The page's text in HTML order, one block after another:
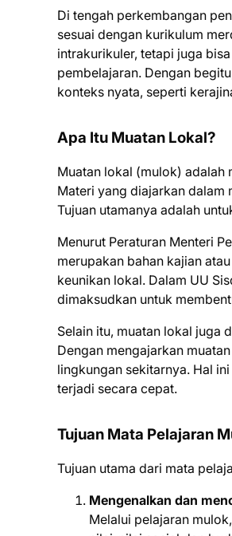
Di tengah perkembangan
sesuai dengan kurikulum
intrakurikuler, tetapi juga
pembelajaran. Dengan
konteks nyata, seperti
Apa Itu Muatan Lokal?
Muatan lokal (mulok) adalah
Materi yang diajarkan dalam
Tujuan utamanya adalah
Menurut Peraturan Menteri
merupakan bahan kajian
keunikan lokal. Dalam UU
dimaksudkan untuk
Selain itu, muatan lokal juga
Dengan mengajarkan
lingkungan sekitarnya. Hal
terjadi secara cepat.
Tujuan Mata Pelajaran
Tujuan utama dari mata
Mengenalkan dan
Melalui pelajaran